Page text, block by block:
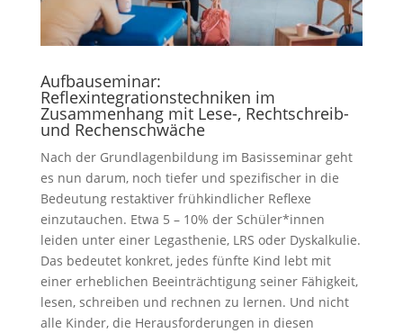
Aufbauseminar:
Reflexintegrationstechniken im
Zusammenhang mit Lese-, Rechtschreib-
und Rechenschwäche
Nach der Grundlagenbildung im Basisseminar geht
es nun darum, noch tiefer und spezifischer in die
Bedeutung restaktiver frühkindlicher Reflexe
einzutauchen. Etwa 5 – 10% der Schüler*innen
leiden unter einer Legasthenie, LRS oder Dyskalkulie.
Das bedeutet konkret, jedes fünfte Kind lebt mit
einer erheblichen Beeinträchtigung seiner Fähigkeit,
lesen, schreiben und rechnen zu lernen. Und nicht
alle Kinder, die Herausforderungen in diesen